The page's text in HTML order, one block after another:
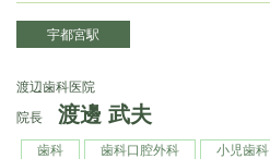
宇都宮駅
渡辺歯科医院
院長
渡邊 武夫
歯科 歯科口腔外科 小児歯科